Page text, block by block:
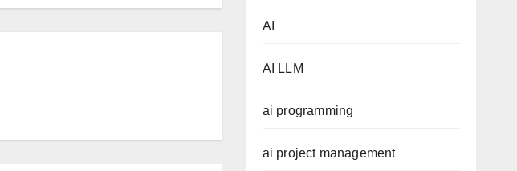
AI
AI LLM
ai programming
ai project management